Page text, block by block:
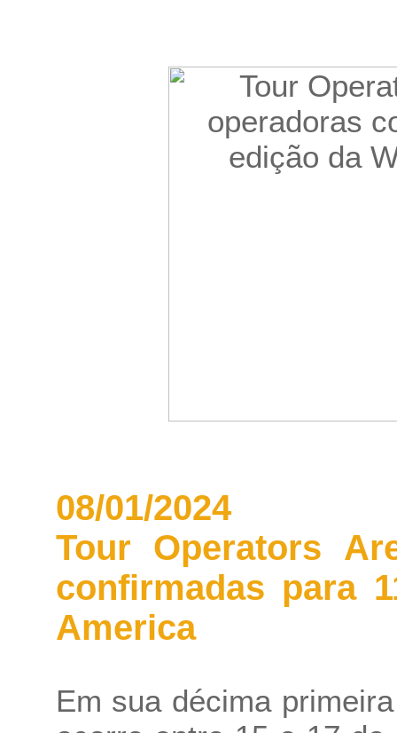
08/01/2024
Tour Operators
confirmadas para
America
Em sua décima